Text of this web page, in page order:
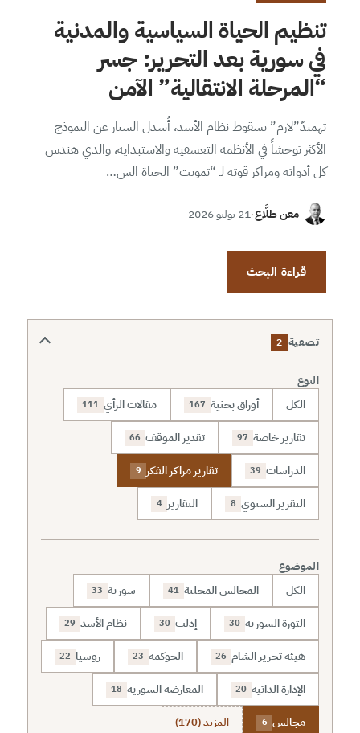
تنظيم الحياة السياسية والمدنية
في سورية بعد التحرير: جسر
“المرحلة الانتقالية” الآمن
تهميدٌ”لازم” بسقوط نظام الأسد، أُسدل الستار عن النموذج
الأكثر توحشاً في الأنظمة التعسفية والاستبداية، والذي هندس
كل أدواته ومراكز قوته لـ “تمويت” الحياة الس…
معن طلَّاع·21 يوليو 2026
قراءة البحث
تصفية 2
النوع
الكل أوراق بحثية 167 مقالات الرأي 111
تقارير خاصة 97 تقدير الموقف 66
الدراسات 39 تقارير مراكز الفكر 9
التقرير السنوي 8 التقارير 4
الموضوع
الكل المجالس المحلية 41 سورية 33
الثورة السورية 30 إدلب 30 نظام الأسد 29
هيئة تحرير الشام 26 الحوكمة 23 روسيا 22
الإدارة الذاتية 20 المعارضة السورية 18
مجالس 6 المزيد (170)